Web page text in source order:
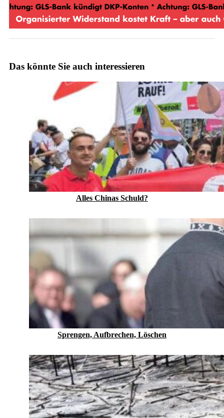
Das könnte Sie auch interessieren
Alles Chinas Schuld?
Sprengen, Aufbrechen, Löschen